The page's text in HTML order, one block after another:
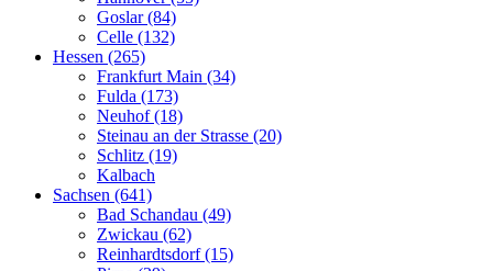
Goslar (84)
Celle (132)
Hessen (265)
Frankfurt Main (34)
Fulda (173)
Neuhof (18)
Steinau an der Strasse (20)
Schlitz (19)
Kalbach
Sachsen (641)
Bad Schandau (49)
Zwickau (62)
Reinhardtsdorf (15)